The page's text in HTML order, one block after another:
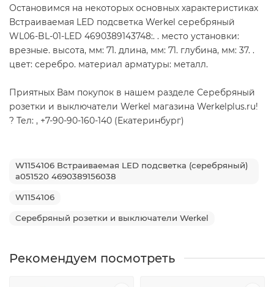
Остановимся на некоторых основных характеристиках
Встраиваемая LED подсветка Werkel серебряный
WL06-BL-01-LED 4690389143748:. . место установки:
врезные. высота, мм: 71. длина, мм: 71. глубина, мм: 37. .
цвет: серебро. материал арматуры: металл.
Приятных Вам покупок в нашем разделе Серебряный
розетки и выключатели Werkel магазина Werkelplus.ru!
? Тел: , +7-90-90-160-140 (Екатеринбург)
W1154106 Встраиваемая LED подсветка (серебряный)
a051520 4690389156038
W1154106
Серебряный розетки и выключатели Werkel
Рекомендуем посмотреть